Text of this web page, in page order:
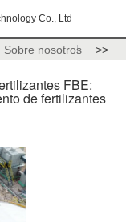
Co., Ltd
Sobre nosotros >>
FBE:
de fertilizantes